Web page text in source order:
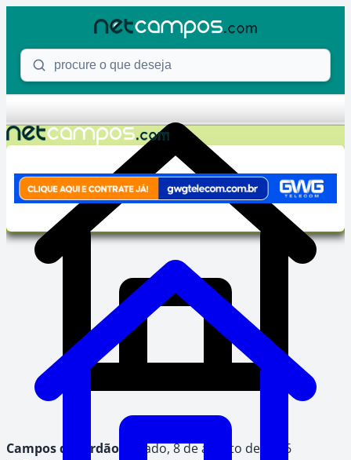
Procure o que deseja
Campos do Jordão, sábado, 8 de agosto de 2026